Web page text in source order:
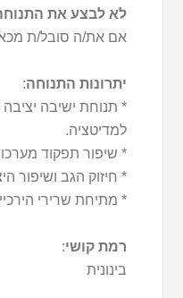
לא לבצע את
אם את/ה סובל/ת
יתרונות התנוחה:
* תנוחת ישיבה
למדיטציה.
* שיפור תפקוד
* חיזוק הגב ושיפור
* מתיחת שרירי
רמת קושי:
בינונית